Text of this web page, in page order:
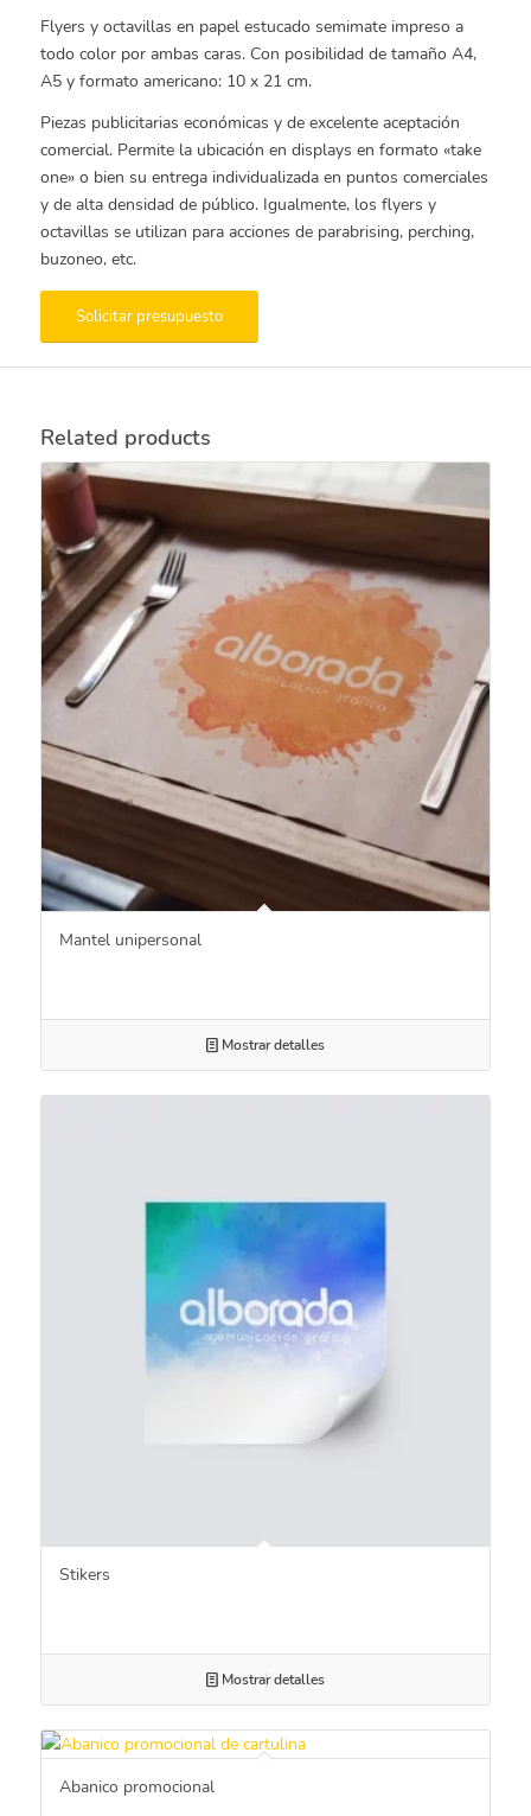
Flyers y octavillas en papel estucado semimate impreso a
todo color por ambas caras. Con posibilidad de tamaño A4,
A5 y formato americano: 10 x 21 cm.
Piezas publicitarias económicas y de excelente aceptación
comercial. Permite la ubicación en displays en formato «take
one» o bien su entrega individualizada en puntos comerciales
y de alta densidad de público. Igualmente, los flyers y
octavillas se utilizan para acciones de parabrising, perching,
buzoneo, etc.
Solicitar presupuesto
Related products
Mantel unipersonal
Mostrar detalles
Stikers
Mostrar detalles
Abanico promocional